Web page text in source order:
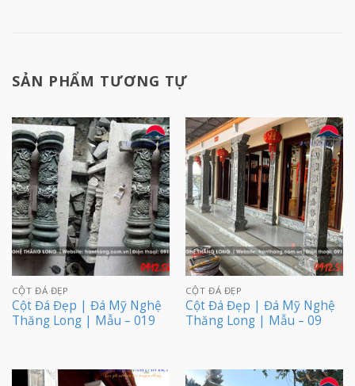
SẢN PHẨM TƯƠNG TỰ
CỘT ĐÁ ĐẸP
Cột Đá Đẹp | Đá Mỹ Nghệ
Thăng Long | Mẫu – 019
CỘT ĐÁ ĐẸP
Cột Đá Đẹp | Đá Mỹ Nghệ
Thăng Long | Mẫu – 09